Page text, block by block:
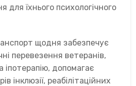
для їхнього психологічного
щодня забезпечує
перевезення ветеранів,
іпотерапію, допомагає
інклюзії, реабілітаційних